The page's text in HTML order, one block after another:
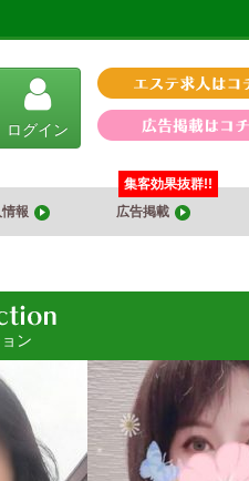
ログイン
報 広告掲載
集客効果抜群!!
ン